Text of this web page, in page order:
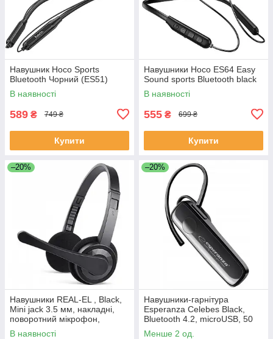
Навушник Hoco Sports
Bluetooth Чорний (ES51)
В наявності
589 ₴ 749 ₴
Купити
Навушники Hoco ES64 Easy
Sound sports Bluetooth black
В наявності
555 ₴ 699 ₴
Купити
–20%
Навушники REAL-EL , Black,
Mini jack 3.5 мм, накладні,
поворотний мікрофон,
кабель 1.5 м
В наявності
–20%
Навушники-гарнітура
Esperanza Celebes Black,
Bluetooth 4.2, microUSB, 50
мАч, 3.5 год
Менше 2 од.